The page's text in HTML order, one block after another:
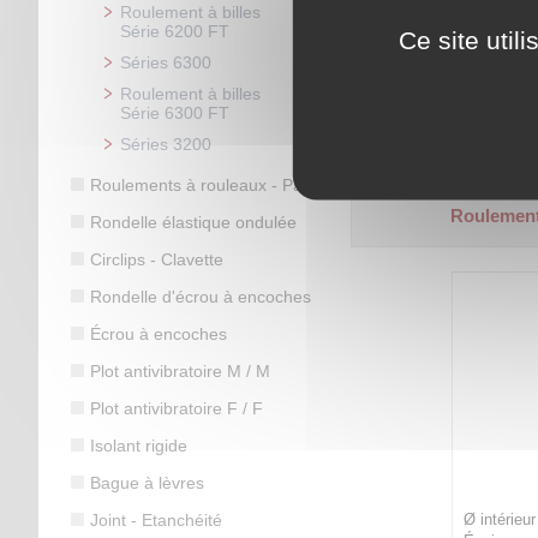
Roulement à billes
Série 6200 FT
Séries 6300
Roulement à billes
Série 6300 FT
Séries 3200
Roulements à rouleaux - Palier
Rondelle élastique ondulée
Circlips - Clavette
Rondelle d'écrou à encoches
Écrou à encoches
Plot antivibratoire M / M
Plot antivibratoire F / F
Isolant rigide
Bague à lèvres
Joint - Etanchéité
Ø intérieur
Ce site